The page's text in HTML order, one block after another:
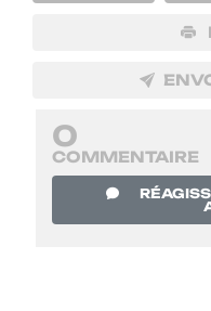
0
COMMENTAIRE